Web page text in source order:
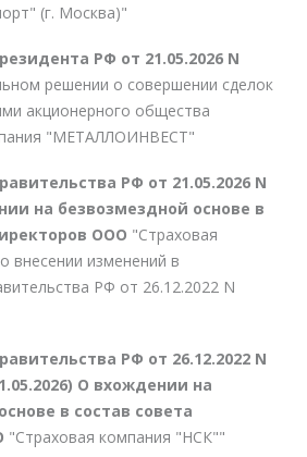
(г. Москва)"
РФ от 21.05.2026 N
решении о совершении сделок
акционерного общества
"МЕТАЛЛОИНВЕСТ"
РФ от 21.05.2026 N
на безвозмездной основе в
ООО "Страховая
внесении изменений в
РФ от 26.12.2022 N
РФ от 26.12.2022 N
О вхождении на
в состав совета
"Страховая компания "НСК""